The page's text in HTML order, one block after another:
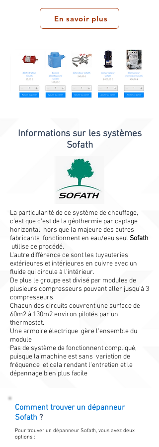
En savoir plus
Informations sur les systèmes
Sofath
La particularité de ce système de chauffage,
c'est que c'est de la géothermie par captage
horizontal, hors que la majeure des autres
fabricants fonctionnent en eau/eau seul Sofath
utilise ce procédé.
L'autre différence ce sont les tuyauteries
extérieures et intérieures en cuivre avec un
fluide qui circule à l'intérieur.
De plus le groupe est divisé par modules de
plusieurs compresseurs pouvant aller jusqu'à 3
compresseurs.
Chacun des circuits couvrent une surface de
60m2 à 130m2 environ pilotés par un
thermostat.
Une armoire électrique gère l'ensemble du
module
Pas de système de fonctionnent compliqué,
puisque la machine est sans variation de
fréquence et cela rendant l'entretien et le
dépannage bien plus facile
Comment trouver un dépanneur
Sofath ?
Pour trouver un dépanneur Sofath, vous avez deux
options :